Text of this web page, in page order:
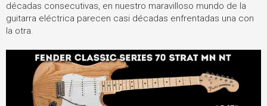
décadas consecutivas, en nuestro maravilloso mundo de la
guitarra eléctrica parecen casi décadas enfrentadas una con
la otra.